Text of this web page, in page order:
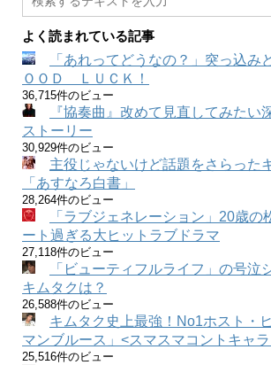
よく読まれている記事
「あれってどうなの？」突っ込み
ＯＯＤ ＬＵＣＫ！
36,715件のビュー
『協奏曲』改めて見直してみたい
ストーリー
30,929件のビュー
主役じゃないけど話題をさらった
「あすなろ白書」
28,264件のビュー
「ラブジェネレーション」20歳の
ート過ぎる大ヒットラブドラマ
27,118件のビュー
「ビューティフルライフ」の号泣
キムタクは？
26,588件のビュー
キムタク史上最強！No1ホスト・
マンブルース」<スマスマコントキャ
25,516件のビュー